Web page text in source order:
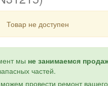
Товар не доступен
мы не занимаемся
частей.
провести ремонт вашего